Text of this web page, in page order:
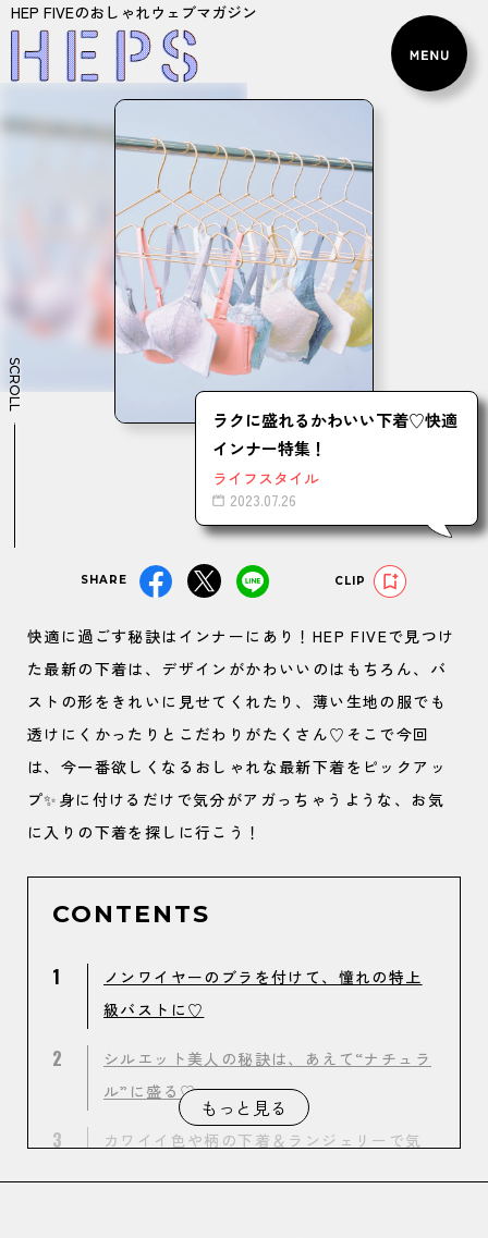
HEP FIVEのおしゃれウェブマガジン
ラクに盛れるかわいい下着♡快適
インナー特集！
ライフスタイル
2023.07.26
SCROLL
SHARE CLIP
快適に過ごす秘訣はインナーにあり！HEP FIVEで見つけ
た最新の下着は、デザインがかわいいのはもちろん、バ
ストの形をきれいに見せてくれたり、薄い生地の服でも
透けにくかったりとこだわりがたくさん♡そこで今回
は、今一番欲しくなるおしゃれな最新下着をピックアッ
プ✨身に付けるだけで気分がアガっちゃうような、お気
に入りの下着を探しに行こう！
CONTENTS
1
ノンワイヤーのブラを付けて、憧れの特上
級バストに♡
2
シルエット美人の秘訣は、あえて“ナチュラ
ル”に盛る♡
3
カワイイ色や柄の下着＆ランジェリーで気
もっと見る